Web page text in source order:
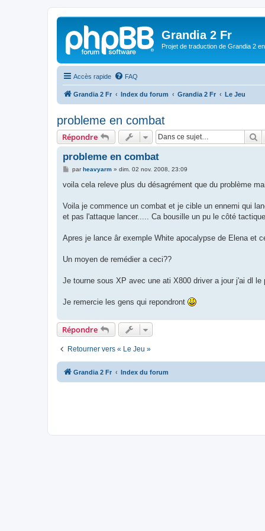
Grandia 2 Fr
Projet de traduction de Grandia 2
Accès rapide FAQ
Grandia 2 Fr Index du forum Grandia 2 Fr Le Jeu
probleme en combat
Répondre
probleme en combat
M
s
g
parheavyarm» dim. 02 nov. 2008, 23:09
voila cela releve plus du désagrément que du problème
Voila je commence un combat et je cible un ennemi qui
et pas l'attaque lancer..... Ca bousille un pu le côté
Apres je lance âr exemple White apocalypse de Elena et
Un moyen de remédier a ceci??
Je tourne sous XP avec une ati X800 driver a jour j'ai dl
Je remercie les gens qui repondront
Répondre
Retourner vers « Le Jeu »
Grandia 2 Fr Index du forum